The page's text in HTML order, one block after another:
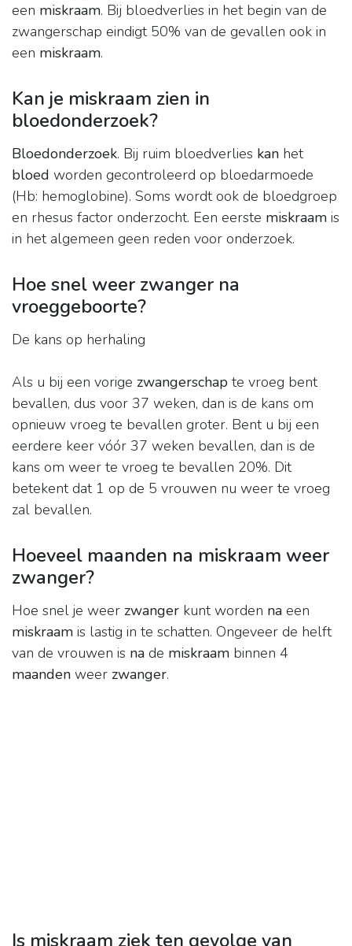
een miskraam. Bij bloedverlies in het begin van de
zwangerschap eindigt 50% van de gevallen ook in
een miskraam.
Kan je miskraam zien in
bloedonderzoek?
Bloedonderzoek. Bij ruim bloedverlies kan het
bloed worden gecontroleerd op bloedarmoede
(Hb: hemoglobine). Soms wordt ook de bloedgroep
en rhesus factor onderzocht. Een eerste miskraam is
in het algemeen geen reden voor onderzoek.
Hoe snel weer zwanger na
vroeggeboorte?
De kans op herhaling
Als u bij een vorige zwangerschap te vroeg bent
bevallen, dus voor 37 weken, dan is de kans om
opnieuw vroeg te bevallen groter. Bent u bij een
eerdere keer vóór 37 weken bevallen, dan is de
kans om weer te vroeg te bevallen 20%. Dit
betekent dat 1 op de 5 vrouwen nu weer te vroeg
zal bevallen.
Hoeveel maanden na miskraam weer
zwanger?
Hoe snel je weer zwanger kunt worden na een
miskraam is lastig in te schatten. Ongeveer de helft
van de vrouwen is na de miskraam binnen 4
maanden weer zwanger.
Is miskraam ziek ten gevolge van